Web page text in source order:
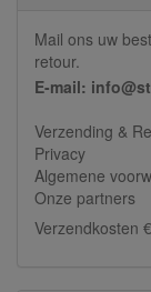
Mail ons uw
retour.
E-mail:
Verzending &
Privacy
Algemene
Onze partners
Verzendkosten